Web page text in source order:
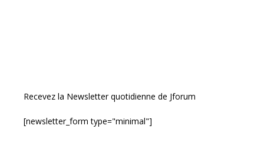
Recevez la Newsletter quotidienne de Jforum
[newsletter_form type="minimal"]